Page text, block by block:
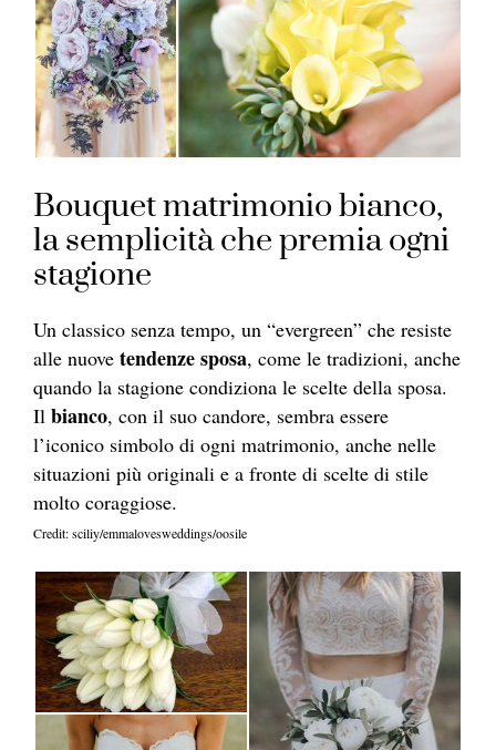
Bouquet matrimonio bianco,
la semplicità che premia ogni
stagione
Un classico senza tempo, un “evergreen” che resiste
alle nuove tendenze sposa, come le tradizioni, anche
quando la stagione condiziona le scelte della sposa.
Il bianco, con il suo candore, sembra essere
l’iconico simbolo di ogni matrimonio, anche nelle
situazioni più originali e a fronte di scelte di stile
molto coraggiose.
Credit: sciliy/emmalovesweddings/oosile